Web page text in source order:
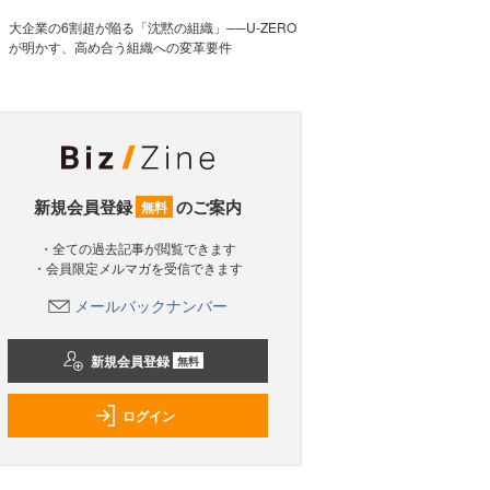
大企業の6割超が陥る「沈黙の組織」──U-ZERO
が明かす、高め合う組織への変革要件
新規会員登録 無料 のご案内
・全ての過去記事が閲覧できます
・会員限定メルマガを受信できます
メールバックナンバー
新規会員登録 無料
ログイン